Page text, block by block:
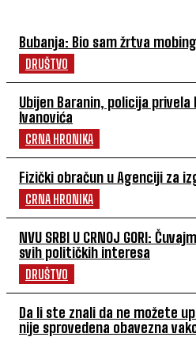
Bubanja: Bio sam žrtva
DRUŠTVO
Ubijen Baranin, policija privela
Ivanovića
CRNA HRONIKA
Fizički obračun u Agenciji za
CRNA HRONIKA
NVU SRBI U CRNOJ GORI:
svih političkih interesa
DRUŠTVO
Da li ste znali da ne možete
nije sprovedena obavezna